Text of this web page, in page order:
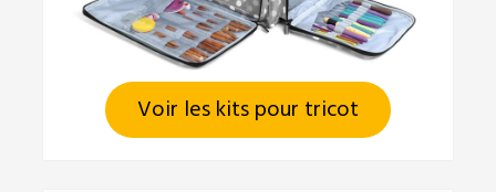
Voir les kits pour tricot